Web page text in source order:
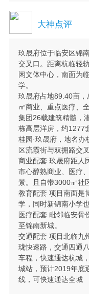
大神点评
玖晟府位于临安区锦
交叉口。距离杭临轻
闲文体中心，南面为
学。
玖晟府占地89.40亩
㎡商业、重点医疗、
集团26载建筑精髓，
栋高层洋房，约1277
桂园·玖晟府，地名
区流霞街与双拥路交叉
商业配套 玖晟府距人
市心醇熟商业、医疗
景。且自带3000㎡社
教育配套 项目南面是
学，同时新锦南小学
医疗配套 毗邻临安骨
至锦南新城。
交通配套 项目北临九
珑快速路，交通四通
车程，快速通达杭城
城站，预计2019年底
线，可快速通达全城